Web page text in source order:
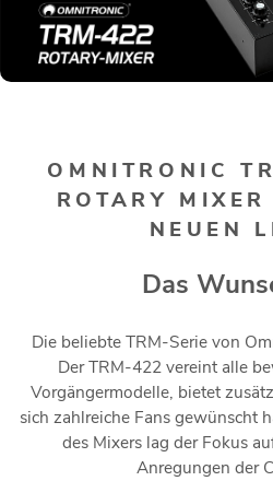
OMNITRONIC
ROTARY
NEUEN
Das
Die beliebte TRM-Serie von
Der TRM-422 vereint alle
Vorgängermodelle, bietet
sich zahlreiche Fans gewünscht
des Mixers lag der Fokus
Anregungen der